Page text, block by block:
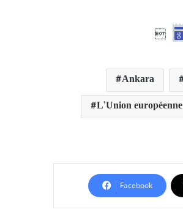

Ankara
L’Union européenne
Facebook